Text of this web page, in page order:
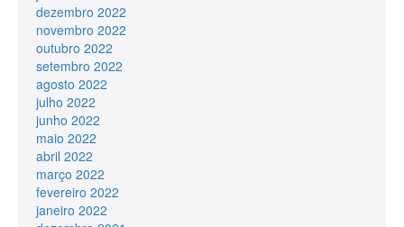
dezembro 2022
novembro 2022
outubro 2022
setembro 2022
agosto 2022
julho 2022
junho 2022
maio 2022
abril 2022
março 2022
fevereiro 2022
janeiro 2022